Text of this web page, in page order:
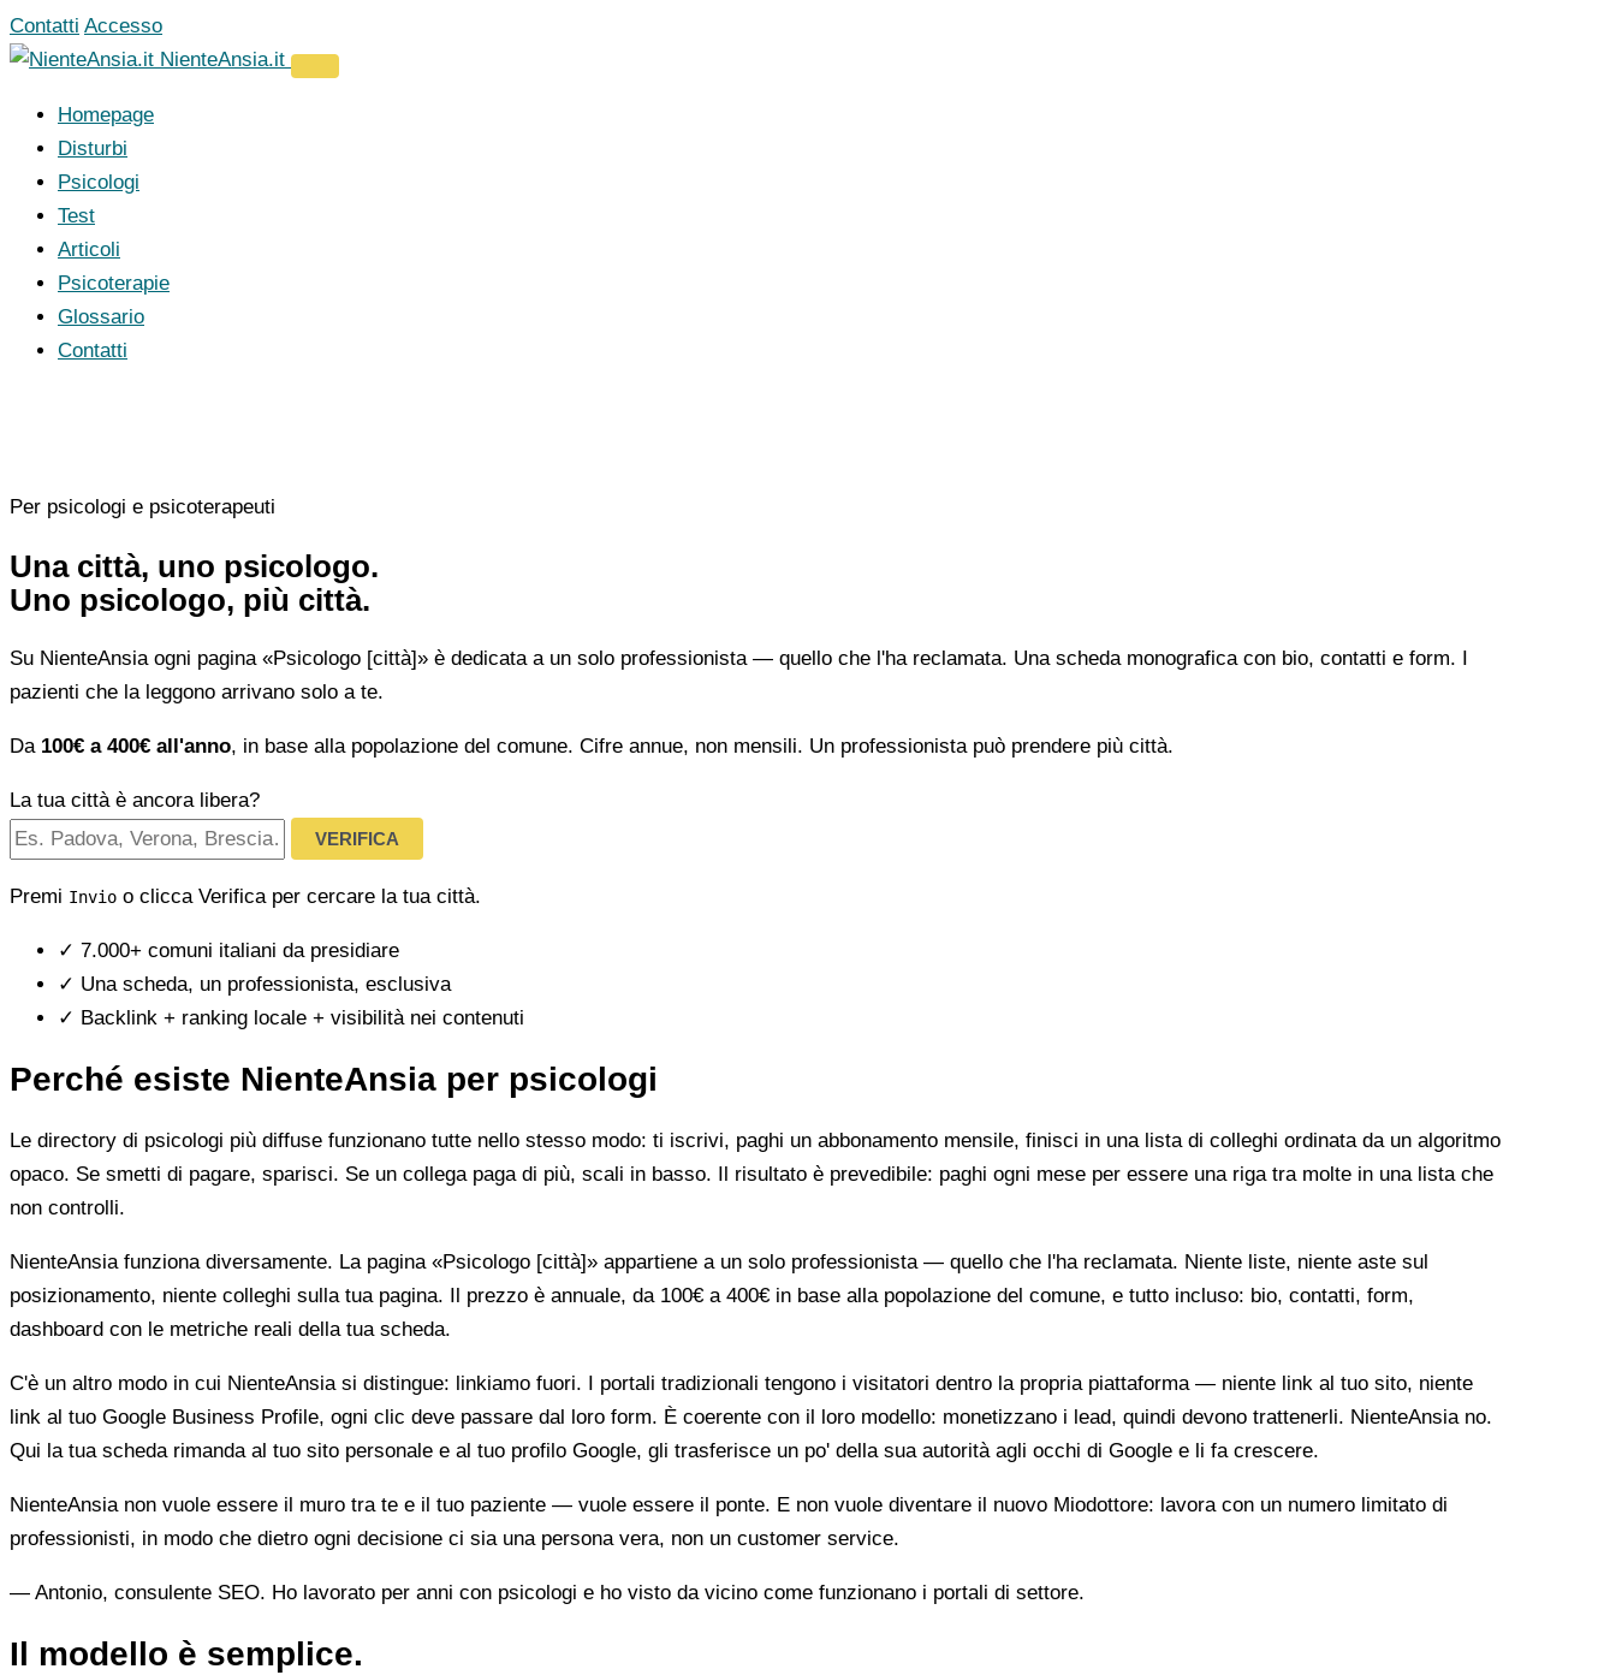
Vai
al
Contatti Accesso
NienteAnsia.it
Homepage
Disturbi
Psicologi
Test
Articoli
Psicoterapie
Glossario
Contatti
Per psicologi e psicoterapeuti
Una città, uno psicologo.
Uno psicologo, più città.
Su NienteAnsia ogni pagina «Psicologo [città]» è dedicata a un solo professionista — quello che l'ha reclamata. Una scheda monografica con bio, contatti e form. I
pazienti che la leggono arrivano solo a te.
Da 100€ a 400€ all'anno, in base alla popolazione del comune. Cifre annue, non mensili. Un professionista può prendere più città.
La tua città è ancora libera?
VERIFICA
Premi Invio o clicca Verifica per cercare la tua città.
✓ 7.000+ comuni italiani da presidiare
✓ Una scheda, un professionista, esclusiva
✓ Backlink + ranking locale + visibilità nei contenuti
Perché esiste NienteAnsia per psicologi
Le directory di psicologi più diffuse funzionano tutte nello stesso modo: ti iscrivi, paghi un abbonamento mensile, finisci in una lista di colleghi ordinata da un algoritmo
opaco. Se smetti di pagare, sparisci. Se un collega paga di più, scali in basso. Il risultato è prevedibile: paghi ogni mese per essere una riga tra molte in una lista che
non controlli.
NienteAnsia funziona diversamente. La pagina «Psicologo [città]» appartiene a un solo professionista — quello che l'ha reclamata. Niente liste, niente aste sul
posizionamento, niente colleghi sulla tua pagina. Il prezzo è annuale, da 100€ a 400€ in base alla popolazione del comune, e tutto incluso: bio, contatti, form,
dashboard con le metriche reali della tua scheda.
C'è un altro modo in cui NienteAnsia si distingue: linkiamo fuori. I portali tradizionali tengono i visitatori dentro la propria piattaforma — niente link al tuo sito, niente
link al tuo Google Business Profile, ogni clic deve passare dal loro form. È coerente con il loro modello: monetizzano i lead, quindi devono trattenerli. NienteAnsia no.
Qui la tua scheda rimanda al tuo sito personale e al tuo profilo Google, gli trasferisce un po' della sua autorità agli occhi di Google e li fa crescere.
NienteAnsia non vuole essere il muro tra te e il tuo paziente — vuole essere il ponte. E non vuole diventare il nuovo Miodottore: lavora con un numero limitato di
professionisti, in modo che dietro ogni decisione ci sia una persona vera, non un customer service.
— Antonio, consulente SEO. Ho lavorato per anni con psicologi e ho visto da vicino come funzionano i portali di settore.
Il modello è semplice.